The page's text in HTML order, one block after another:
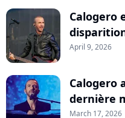
Calogero
April 9, 2026
Calogero
dernière
March 17, 2026